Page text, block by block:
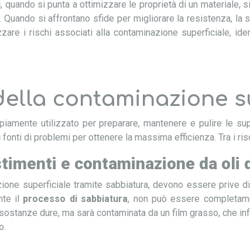
quando si punta a ottimizzare le proprietà di un materiale,
si affrontano sfide per migliorare la resistenza, la
i rischi associati alla contaminazione superficiale,
contaminazione
utilizzato per preparare, mantenere e pulire le
di problemi per ottenere la massima efficienza. Tra i
e contaminazione da oli
superficiale tramite sabbiatura, devono essere prive
il processo di sabbiatura, non può essere
dure, ma sarà contaminata da un film grasso, che